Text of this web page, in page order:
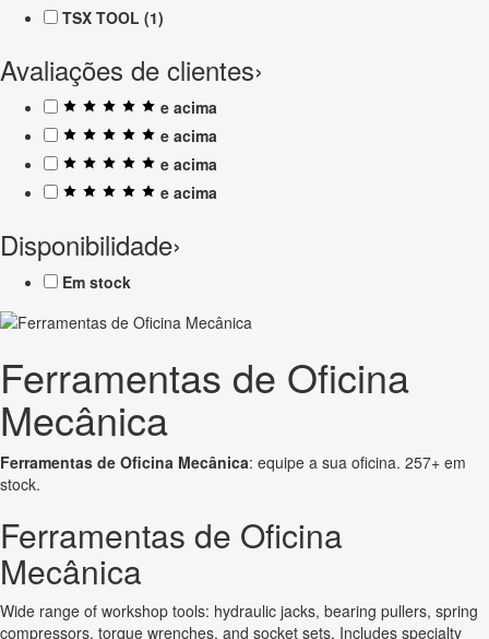
TSX TOOL (1)
Avaliações de clientes›
e acima
e acima
e acima
e acima
Disponibilidade›
Em stock
Ferramentas de Oficina
Mecânica
Ferramentas de Oficina Mecânica: equipe a sua oficina. 257+ em
stock.
Ferramentas de Oficina
Mecânica
Wide range of workshop tools: hydraulic jacks, bearing pullers, spring
compressors, torque wrenches, and socket sets. Includes specialty